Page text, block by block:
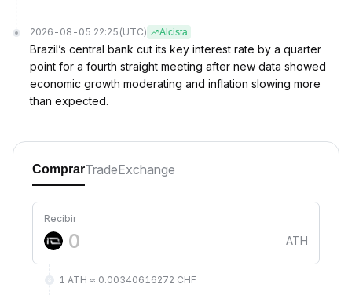
2026-08-05 22:25 (UTC) Alcista
Brazil’s central bank cut its key interest rate by a quarter
point for a fourth straight meeting after new data showed
economic growth moderating and inflation slowing more
than expected.
ComprarTradeExchange
Recibir
ATH
1 ATH ≈ 0.00340616272 CHF